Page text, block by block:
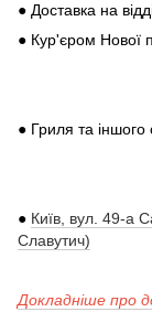
● Доставка на
● Кур'єром Нової
● Гриля та іншого
● Київ, вул. 49-а
Славутич)
Докладніше про